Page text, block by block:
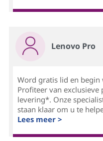
Lenovo Pro
Word gratis lid en begin
Profiteer van
levering*. Onze
staan klaar om u te
Lees meer >